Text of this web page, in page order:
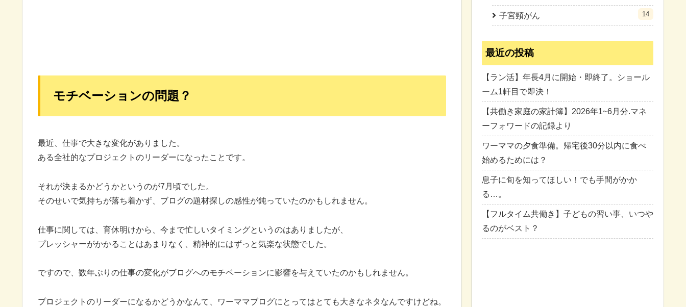
モチベーションの問題？
最近、仕事で大きな変化がありました。
ある全社的なプロジェクトのリーダーになったことです。
それが決まるかどうかというのが7月頃でした。
そのせいで気持ちが落ち着かず、ブログの題材探しの感性が鈍っていたのかもしれません。
仕事に関しては、育休明けから、今まで忙しいタイミングというのはありましたが、
プレッシャーがかかることはあまりなく、精神的にはずっと気楽な状態でした。
ですので、数年ぶりの仕事の変化がブログへのモチベーションに影響を与えていたのかもしれません。
プロジェクトのリーダーになるかどうかなんて、ワーママブログにとってはとても大きなネタなんですけどね。
子宮頸がん 14
最近の投稿
【ラン活】年長4月に開始・即終了。ショール
ーム1軒目で即決！
【共働き家庭の家計簿】2026年1~6月分.マネ
ーフォワードの記録より
ワーママの夕食準備。帰宅後30分以内に食べ
始めるためには？
息子に旬を知ってほしい！でも手間がかか
る…。
【フルタイム共働き】子どもの習い事、いつや
るのがベスト？